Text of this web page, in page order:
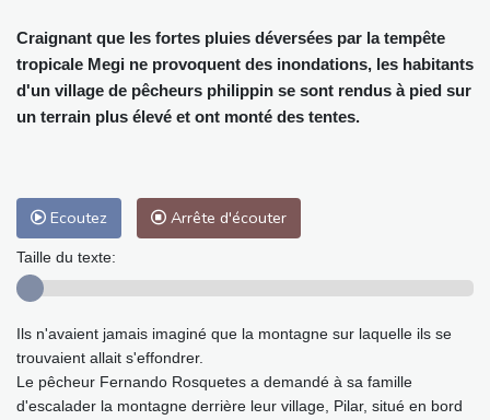
Craignant que les fortes pluies déversées par la tempête
tropicale Megi ne provoquent des inondations, les habitants
d'un village de pêcheurs philippin se sont rendus à pied sur
un terrain plus élevé et ont monté des tentes.
Ecoutez Arrête d'écouter
Taille du texte:
Ils n'avaient jamais imaginé que la montagne sur laquelle ils se
trouvaient allait s'effondrer.
Le pêcheur Fernando Rosquetes a demandé à sa famille
d'escalader la montagne derrière leur village, Pilar, situé en bord